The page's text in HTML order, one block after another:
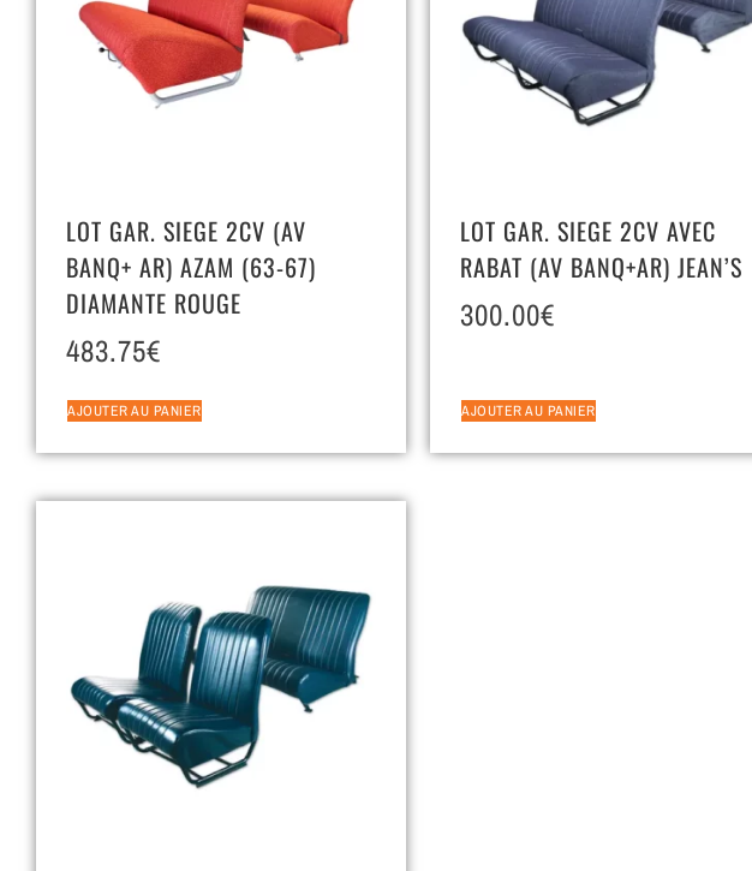
LOT GAR. SIEGE 2CV (AV
BANQ+ AR) AZAM (63-67)
DIAMANTE ROUGE
483.75€
AJOUTER AU PANIER
LOT GAR. SIEGE 2CV AVEC
RABAT (AV BANQ+AR) JEAN’S
300.00€
AJOUTER AU PANIER